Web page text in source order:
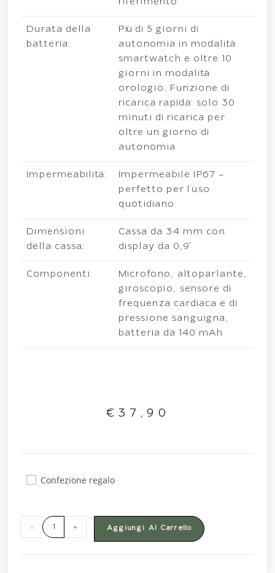
riferimento
Durata della
batteria:
Più di 5 giorni di
autonomia in modalità
smartwatch e oltre 10
giorni in modalità
orologio. Funzione di
ricarica rapida: solo 30
minuti di ricarica per
oltre un giorno di
autonomia
Impermeabilità:
Impermeabile IP67 –
perfetto per l’uso
quotidiano
Dimensioni
della cassa:
Cassa da 34 mm con
display da 0,9”
Componenti:
Microfono, altoparlante,
giroscopio, sensore di
frequenza cardiaca e di
pressione sanguigna,
batteria da 140 mAh
€ 37,90
Confezione regalo
- + Aggiungi Al Carrello